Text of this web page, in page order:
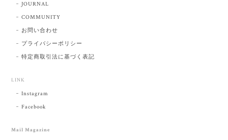
JOURNAL
COMMUNITY
お問い合わせ
プライバシーポリシー
特定商取引法に基づく表記
LINK
Instagram
Facebook
Mail Magazine